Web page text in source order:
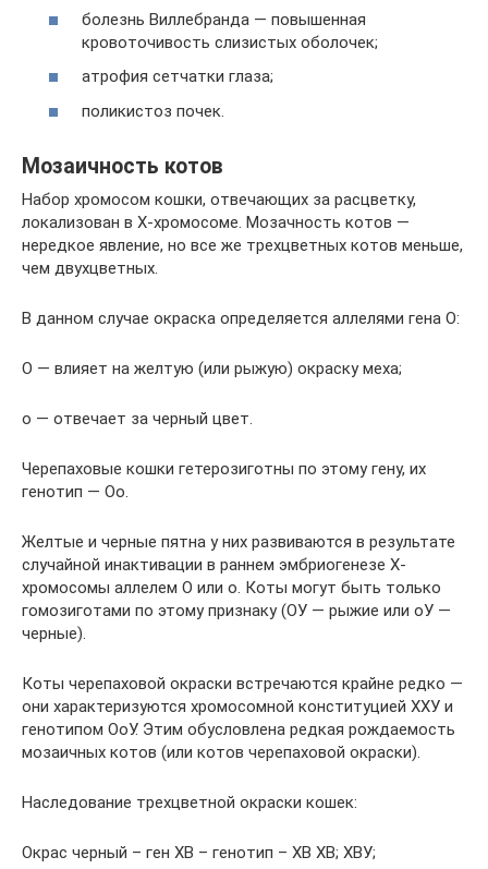
болезнь Виллебранда — повышенная
кровоточивость слизистых оболочек;
атрофия сетчатки глаза;
поликистоз почек.
Мозаичность котов
Набор хромосом кошки, отвечающих за расцветку,
локализован в X-хромосоме. Мозачность котов —
нередкое явление, но все же трехцветных котов меньше,
чем двухцветных.
В данном случае окраска определяется аллелями гена О:
О — влияет на желтую (или рыжую) окраску меха;
о — отвечает за черный цвет.
Черепаховые кошки гетерозиготны по этому гену, их
генотип — Оо.
Желтые и черные пятна у них развиваются в результате
случайной инактивации в раннем эмбриогенезе Х-
хромосомы аллелем О или о. Коты могут быть только
гомозиготами по этому признаку (ОУ — рыжие или оУ —
черные).
Коты черепаховой окраски встречаются крайне редко —
они характеризуются хромосомной конституцией ХХУ и
генотипом ОоУ. Этим обусловлена редкая рождаемость
мозаичных котов (или котов черепаховой окраски).
Наследование трехцветной окраски кошек:
Окрас черный – ген ХВ – генотип – ХВ ХВ; ХВУ;